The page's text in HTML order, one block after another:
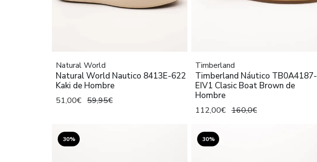
Natural World
Natural World Nautico 8413E-622
Kaki de Hombre
51,00€ 59,95€
Timberland
Timberland Náutico TB0A4187-
EIV1 Clasic Boat Brown de
Hombre
112,00€ 160,0€
30% 30%